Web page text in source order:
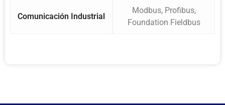
Comunicación Industrial
Modbus, Profibus,
Foundation Fieldbus